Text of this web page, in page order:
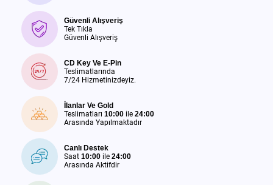
Güvenli Alışveriş
Tek Tıkla
Güvenli Alışveriş
CD Key Ve E-Pin
Teslimatlarında
7/24 Hizmetinizdeyiz.
İlanlar Ve Gold
Teslimatları 10:00 ile 24:00
Arasında Yapılmaktadır
Canlı Destek
Saat 10:00 ile 24:00
Arasında Aktifdir